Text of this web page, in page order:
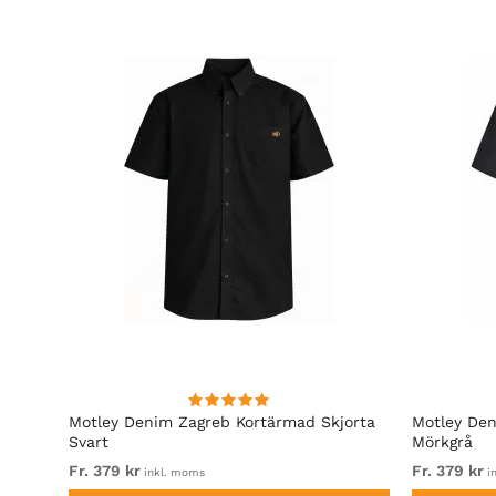
Motley Denim Zagreb Kortärmad Skjorta
Svart
Fr. 379 kr inkl. moms
Motley
Mörkgrå
Fr. 379 kr